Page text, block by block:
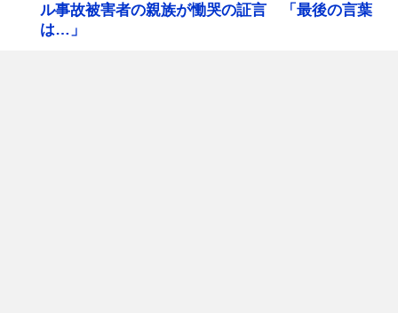
ル事故被害者の親族が慟哭の証言 「最後の言葉
は…」